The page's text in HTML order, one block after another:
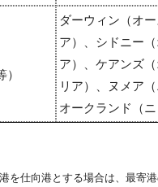
ダーウィン（オ
ア）、シドニー
ア）、ケアンズ
リア）、ヌメア
オークランド（
を仕向港とする場合は、最寄